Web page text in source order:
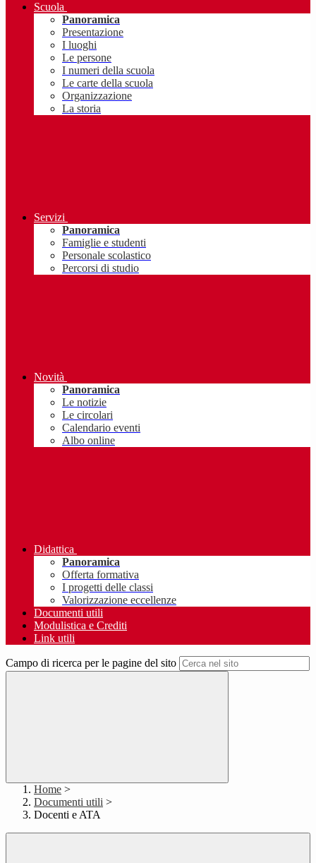
Scuola
Panoramica
Presentazione
I luoghi
Le persone
I numeri della scuola
Le carte della scuola
Organizzazione
La storia
Servizi
Panoramica
Famiglie e studenti
Personale scolastico
Percorsi di studio
Novità
Panoramica
Le notizie
Le circolari
Calendario eventi
Albo online
Didattica
Panoramica
Offerta formativa
I progetti delle classi
Valorizzazione eccellenze
Documenti utili
Modulistica e Crediti
Link utili
Campo di ricerca per le pagine del sito
Home >
Documenti utili >
Docenti e ATA